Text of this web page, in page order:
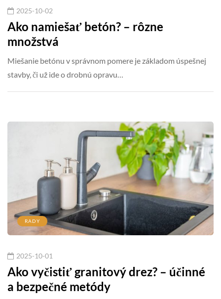
2025-10-02
Ako namiešať betón? – rôzne
množstvá
Miešanie betónu v správnom pomere je základom úspešnej
stavby, či už ide o drobnú opravu…
RADY
2025-10-01
Ako vyčistiť granitový drez? – účinné
a bezpečné metódy